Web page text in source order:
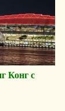
Конг с